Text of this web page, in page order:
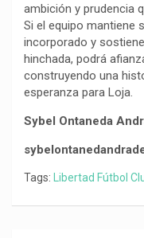
ambición y prudencia
Si el equipo mantiene
incorporado y
hinchada, podrá
construyendo una
esperanza para Loja.
Sybel Ontaneda
Tags: Libertad Fútbol